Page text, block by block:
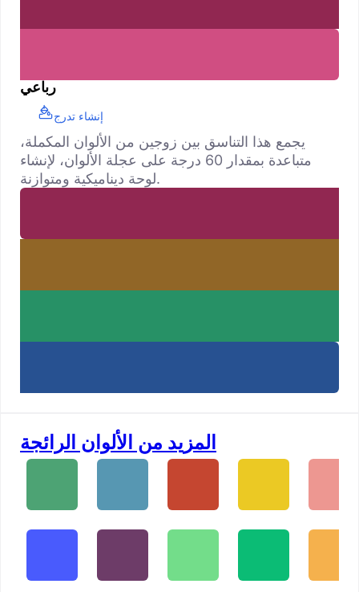
رباعي
إنشاء تدرج
يجمع هذا التناسق بين زوجين من الألوان المكملة،
متباعدة بمقدار 60 درجة على عجلة الألوان، لإنشاء
لوحة ديناميكية ومتوازنة.
المزيد من الألوان الرائجة